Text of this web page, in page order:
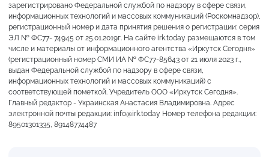
зарегистрировано Федеральной службой по надзору в сфере связи,
информационных технологий и массовых коммуникаций (Роскомнадзор),
регистрационный номер и дата принятия решения о регистрации: серия
ЭЛ № ФС77- 74945 от 25.01.2019г. На сайте irk.today размещаются в том
числе и материалы от информационного агентства «Иркутск Сегодня»
(регистрационный номер СМИ ИА № ФС77-85643 от 21 июля 2023 г.,
выдан Федеральной службой по надзору в сфере связи,
информационных технологий и массовых коммуникаций) с
соответствующей пометкой. Учредитель ООО «Иркутск Сегодня».
Главный редактор - Украинская Анастасия Владимировна. Адрес
электронной почты редакции: info@irk.today Номер телефона редакции:
89501301335, 89148774487